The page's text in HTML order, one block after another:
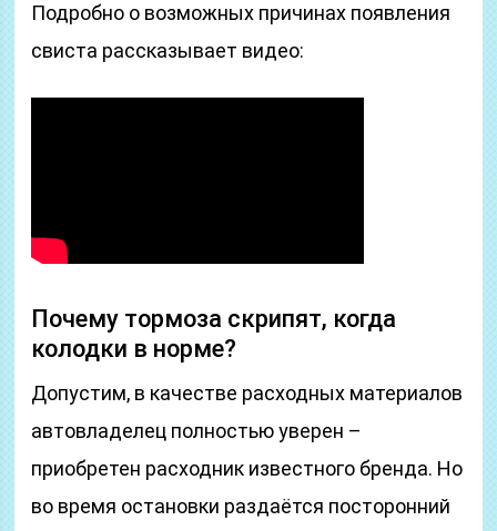
Подробно о возможных причинах появления
свиста рассказывает видео:
Почему тормоза скрипят, когда
колодки в норме?
Допустим, в качестве расходных материалов
автовладелец полностью уверен –
приобретен расходник известного бренда. Но
во время остановки раздаётся посторонний